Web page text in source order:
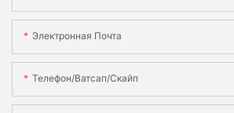
Электронная Почта
Телефон/ватсап/скайп